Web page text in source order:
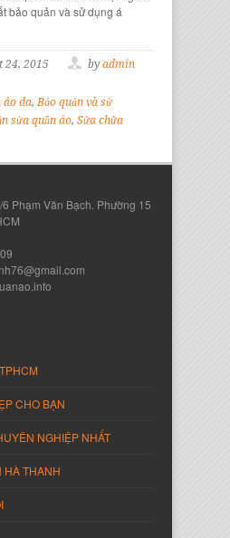
bảo quản và sử dụng á
24, 2015 by admin
áo da,Bảo quản và sử
sửa quần áo, Sữa chữa
Phạm Văn Bạch. Phường 15
CHO BẠN
NGHIỆP NHẤT
HÀ THANH